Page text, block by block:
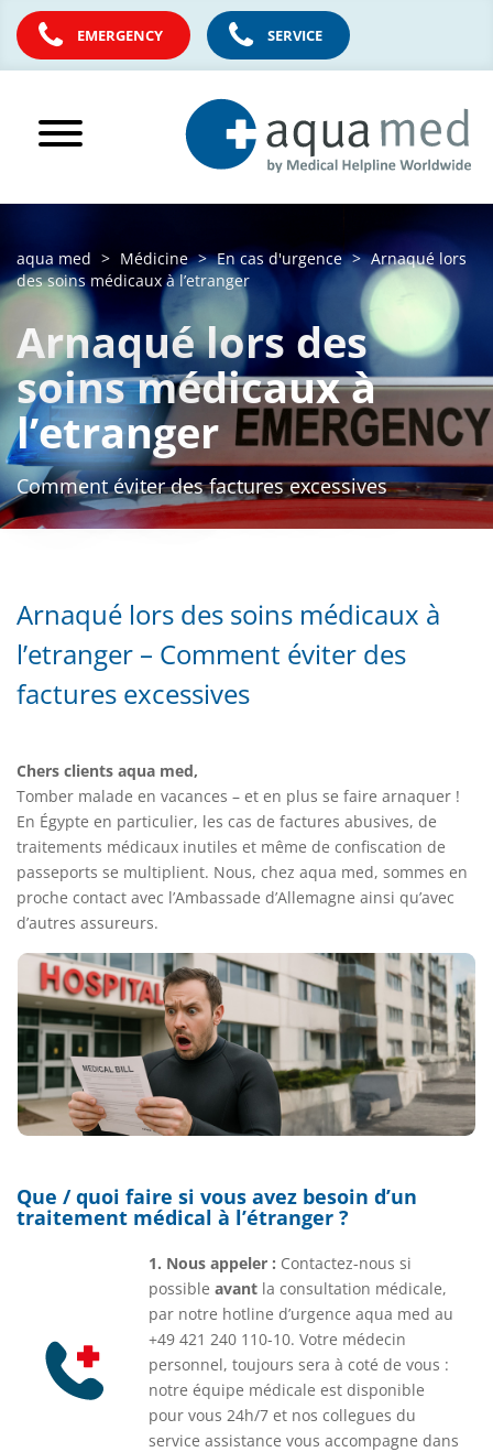
EMERGENCY SERVICE
aqua med Médicine En cas d'urgence
Arnaqué lors
des soins médicaux à l’etranger
Arnaqué lors des
soins médicaux à
l’etranger
Comment éviter des factures excessives
Arnaqué lors des soins médicaux à
l’etranger – Comment éviter des
factures excessives
Chers clients aqua med,
Tomber malade en vacances – et en plus se faire arnaquer !
En Égypte en particulier, les cas de factures abusives, de
traitements médicaux inutiles et même de confiscation de
passeports se multiplient. Nous, chez aqua med, sommes en
proche contact avec l’Ambassade d’Allemagne ainsi qu’avec
d’autres assureurs.
Que / quoi faire si vous avez besoin d’un
traitement médical à l’étranger ?
1. Nous appeler : Contactez-nous si
possible avantla consultation médicale,
par notre hotline d’urgence aqua med au
+49 421 240 110-10. Votre médecin
personnel, toujours sera à coté de vous :
notre équipe médicale est disponible
pour vous 24h/7 et nos collegues du
service assistance vous accompagne dans